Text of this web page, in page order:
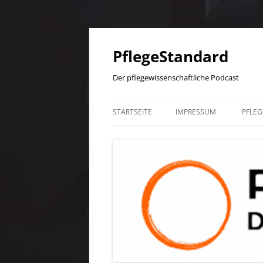
PflegeStandard
Der pflegewissenschaftliche Podcast
STARTSEITE IMPRESSUM